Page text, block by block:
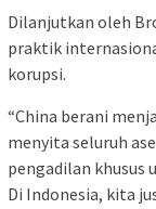
Dilanjutkan oleh
praktik
korupsi.
“China berani
menyita seluruh
pengadilan khusus
Di Indonesia, kita